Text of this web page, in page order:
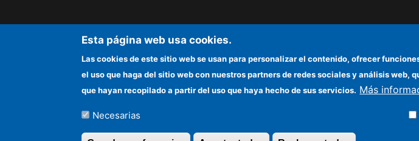
©Copyright 2026 Todos los derechos reservados
Esta página web usa cookies.
Las cookies de este sitio web se usan para personalizar el contenido, ofrecer
el uso que haga del sitio web con nuestros partners de redes sociales y análisis
que hayan recopilado a partir del uso que haya hecho de sus servicios. Más
Necesarias